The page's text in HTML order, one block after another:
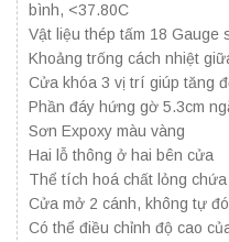
bình, <37.80C
Vật liệu thép tấm 18 Gauge
Khoảng trống cách nhiệt
Cửa khóa 3 vị trí giúp tăng
Phần đáy hứng gờ 5.3cm
Sơn Expoxy màu vàng
Hai lỗ thông ở hai bên cửa
Thể tích hoá chất lỏng
Cửa mở 2 cánh, không tự
Có thể điều chỉnh độ cao